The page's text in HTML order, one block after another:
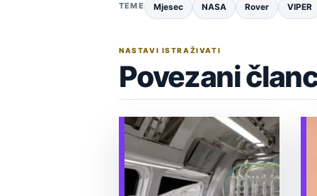
TEME Mjesec NASA Rover VIPER
NASTAVI ISTRAŽIVATI
Povezani